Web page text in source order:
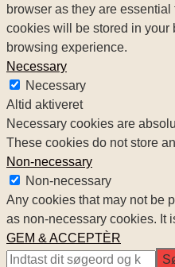
browser as they are
cookies will be stored in your
browsing experience.
Necessary
Necessary
Altid aktiveret
Necessary cookies are
These cookies do not store
Non-necessary
Non-necessary
Any cookies that may not be
as non-necessary cookies. It
GEM & ACCEPTÈR